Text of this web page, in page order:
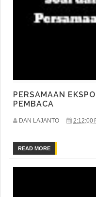
PERSAMAAN
PEMBACA
DAN LAJANTO 2:12:00
READ MORE